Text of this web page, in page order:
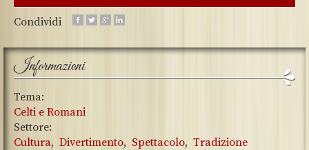
Condividi
Informazioni
Tema:
Celti e Romani
Settore:
Cultura Divertimento Spettacolo Tradizione